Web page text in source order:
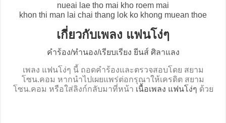
nueai lae tho mai kho roem mai
khon thi man lai chai thang lok ko khong muean thoe
เกี่ยวกับเพลง แฟนโง่ๆ
คำร้อง/ทำนอง/เรียบเรียง ยีนส์ ศิลาแลง
เพลง แฟนโง่ๆ นี้ ถอดคำร้องและตรวจสอบโดย สยาม
โซน.คอม หากนำไปเผยแพร่ต่อกรุณาให้เครดิต สยาม
โซน.คอม หรือใส่ลิงก์กลับมาที่หน้า เนื้อเพลง แฟนโง่ๆ ด้วย